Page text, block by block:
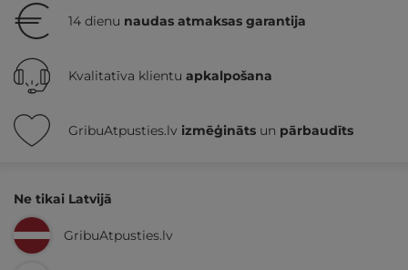
14 dienu naudas atmaksas garantija
Kvalitatīva klientu apkalpošana
GribuAtpusties.lv izmēģināts un pārbaudīts
Ne tikai Latvijā
GribuAtpusties.lv